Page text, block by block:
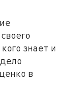
знает и
в